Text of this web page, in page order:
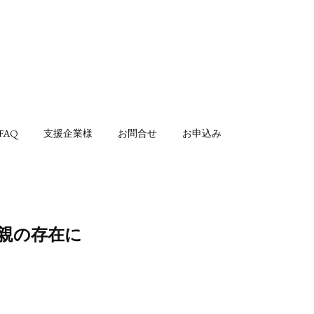
支援企業様 お問合せ お申込み
の存在に